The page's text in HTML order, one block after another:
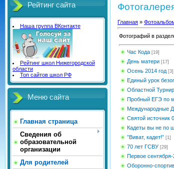
Рейтинг сайта
Наша группа ВКонтакте
Рейтинг школ Нижегородской
области
Топ сайтов школ РФ
Меню сайта
Главная страница
Сведения об
образовательной
организации
Для родителей
Главная »
Фотографий в
Час Кода [19]
День матери [17]
Осень 2014 год [3]
Единый урок
Областной
Пробный ЕГЭ по
Международные
Святой источник
Кадеты вы не по
”Виват, кадет!” [1]
70 лет ГСВУ [29]
Первое сентября-
Оборонно-